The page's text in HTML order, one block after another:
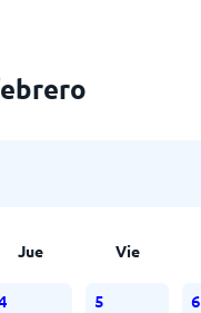
Jue Vie
5 6